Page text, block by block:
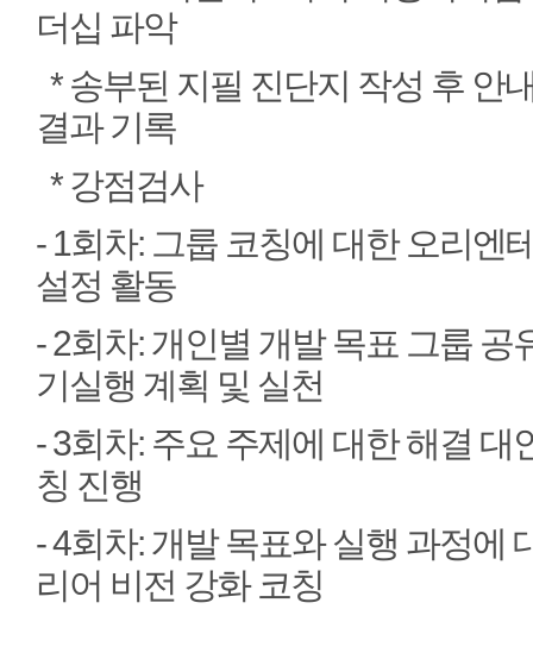
더십 파악
* 송부된 지필 진단지 작성 후 안
결과 기록
* 강점검사
- 1회차: 그룹 코칭에 대한 오리엔
설정 활동
- 2회차: 개인별 개발 목표 그룹 공
기실행 계획 및 실천
- 3회차: 주요 주제에 대한 해결 대
칭 진행
- 4회차: 개발 목표와 실행 과정에
리어 비전 강화 코칭